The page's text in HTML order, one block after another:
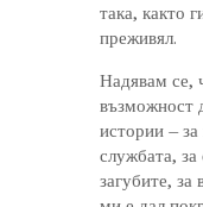
така, както
преживял.
Надявам се,
възможност
истории – за
службата,
загубите, за